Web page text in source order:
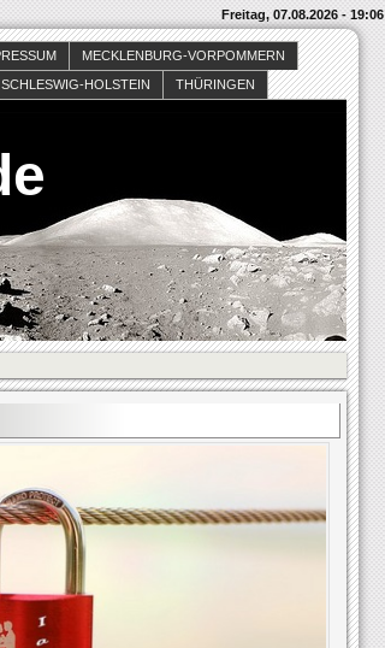
Freitag, 07.08.2026 - 19:06
MECKLENBURG-VORPOMMERN
SCHLESWIG-HOLSTEIN THÜRINGEN